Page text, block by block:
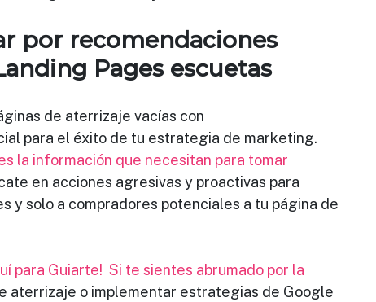
por recomendaciones
Pages escuetas
de aterrizaje vacías con
para el éxito de tu estrategia de marketing.
la información que necesitan para tomar
en acciones agresivas y proactivas para
y solo a compradores potenciales a tu página de
para Guiarte!  Si te sientes abrumado por la
aterrizaje o implementar estrategias de Google